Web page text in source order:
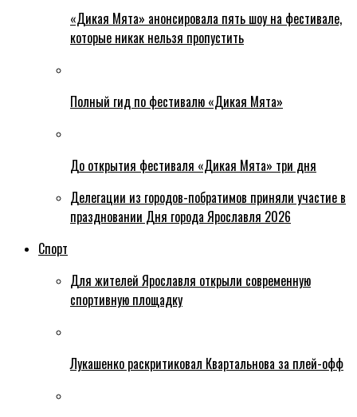
«Дикая Мята» анонсировала пять шоу на фестивале,
которые никак нельзя пропустить
Полный гид по фестивалю «Дикая Мята»
До открытия фестиваля «Дикая Мята» три дня
Делегации из городов-побратимов приняли участие в
праздновании Дня города Ярославля 2026
Спорт
Для жителей Ярославля открыли современную
спортивную площадку
Лукашенко раскритиковал Квартальнова за плей-офф